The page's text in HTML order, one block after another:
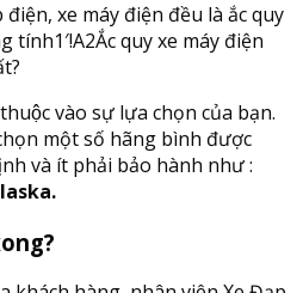
xe máy điện đều là ắc quy
quy xe máy điện
vào sự lựa chọn của bạn.
một số hãng bình được
và ít phải bảo hành như :